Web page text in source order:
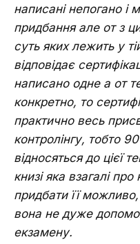
написані непогано і
придбання але от з
суть яких лежить у
відповідає
написано одне а от
конкретно, то
практично весь
контролінгу, тобто
відносяться до цієї
книзі яка взагалі
придбати її
вона не дуже
екзамену.